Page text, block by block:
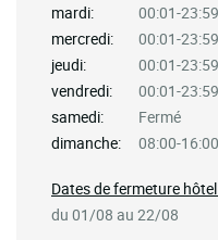
mardi:
00:01-23:59
mercredi:
00:01-23:59
jeudi:
00:01-23:59
vendredi:
00:01-23:59
samedi:
Fermé
dimanche:
08:00-16:00
Dates de fermeture
du 01/08 au 22/08